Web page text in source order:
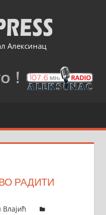
Алексинац
РАДИТИ